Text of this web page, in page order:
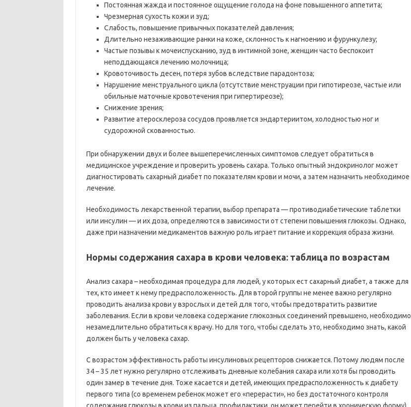
Постоянная жажда и постоянное ощущение голода на фоне повышенного аппетита;
Чрезмерная сухость кожи и зуд;
Слабость, повышение привычных показателей давления;
Длительно незаживающие ранки на коже, склонность к нагноению и фурункулезу;
Частые позывы к мочеиспусканию, зуд в интимной зоне, женщин часто беспокоит
неподдающаяся лечению молочница;
Кровоточивость десен, потеря зубов вследствие парадонтоза;
Нарушение менструального цикла (отсутствие менструации при гипотиреозе, частые или
обильные маточные кровотечения при гипертиреозе);
Снижение зрения;
Развитие атеросклероза сосудов проявляется эндартериитом, холодностью ног и
судорожной скованностью.
При обнаружении двух и более вышеперечисленных симптомов следует обратиться в
медицинское учреждение и проверить уровень сахара. Только опытный эндокринолог может
диагностировать сахарный диабет по показателям крови и мочи, а затем назначить необходимое
лечение.
Необходимость лекарственной терапии, выбор препарата — противодиабетические таблетки
или инсулин — и их доза, определяются в зависимости от степени повышения глюкозы. Однако,
даже при назначении медикаментов важную роль играет питание и коррекция образа жизни.
Нормы содержания сахара в крови человека: таблица по возрастам
Анализ сахара – необходимая процедура для людей, у которых ест сахарный диабет, а также для
тех, кто имеет к нему предрасположенность. Для второй группы не менее важно регулярно
проводить анализа крови у взрослых и детей для того, чтобы предотвратить развитие
заболевания. Если в крови человека содержание глюкозных соединений превышено, необходимо
незамедлительно обратиться к врачу. Но для того, чтобы сделать это, необходимо знать, какой
должен быть у человека сахар.
С возрастом эффективность работы инсулиновых рецепторов снижается. Потому людям после
34 – 35 лет нужно регулярно отслеживать дневные колебания сахара или хотя бы проводить
один замер в течение дня. Тоже касается и детей, имеющих предрасположенность к диабету
первого типа (со временем ребенок может его «перерасти», но без достаточного контроля